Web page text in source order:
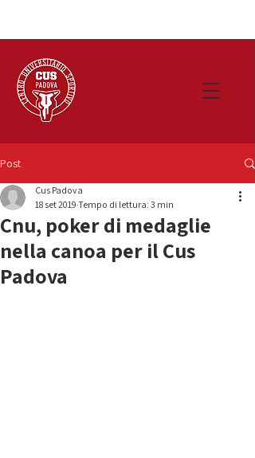
Post
Cnu, poker di medaglie
nella canoa per il Cus
Padova
Cus Padova
18 set 2019 Tempo di lettura: 3 min